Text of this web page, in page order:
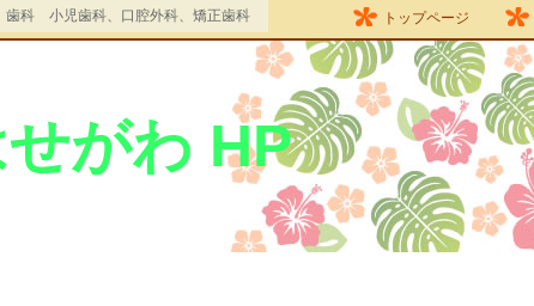
科 小児歯科、口腔外科、矯正歯科 トップページ
がわ HP